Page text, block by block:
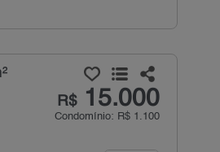
R$15.000
Condomínio: R$ 1.100